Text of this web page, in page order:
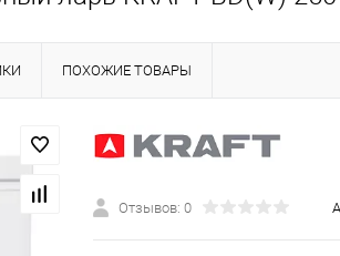
ПОХОЖИЕ ТОВАРЫ
Отзывов: 0